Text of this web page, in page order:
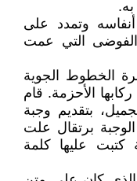
وتمدد على
التي عمت
الخطوط الجوية
الأحزمة. قام
بتقديم وجبة
برتقال علت
عليها كلمة